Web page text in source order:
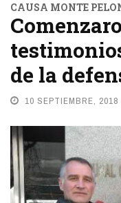
CAUSA MONTE
de la
10 SEPTIEMBRE, 2018